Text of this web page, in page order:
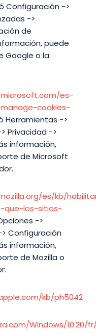
Configuración ->
->
de
puede
Google o la
es-
cookies-
Herramientas ->
Privacidad ->
información,
de Microsoft
es/kb/
que-los-sitios-
->
Configuración
información,
de Mozilla o
kb/ph5042
Windows/10.20/